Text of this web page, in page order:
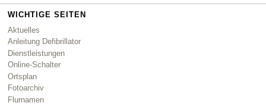
WICHTIGE SEITEN
Aktuelles
Anleitung Defibrillator
Dienstleistungen
Online-Schalter
Ortsplan
Fotoarchiv
Flurnamen